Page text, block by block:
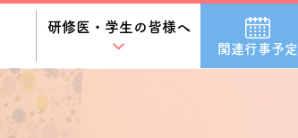
研修医・学生の皆様へ
関連行事予定